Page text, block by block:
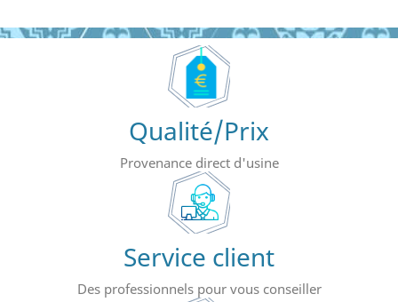
Qualité/Prix
Provenance direct d'usine
Service client
Des professionnels pour vous conseiller